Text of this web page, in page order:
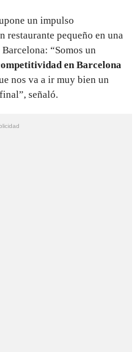
un impulso
restaurante pequeño en una
“Somos un
en Barcelona
nos va a ir muy bien un
señaló.